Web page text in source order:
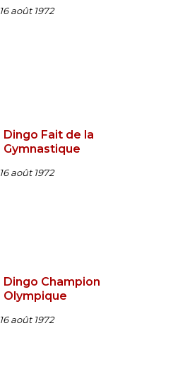
16 août 1972
Dingo Fait de la
Gymnastique
16 août 1972
Dingo Champion
Olympique
16 août 1972